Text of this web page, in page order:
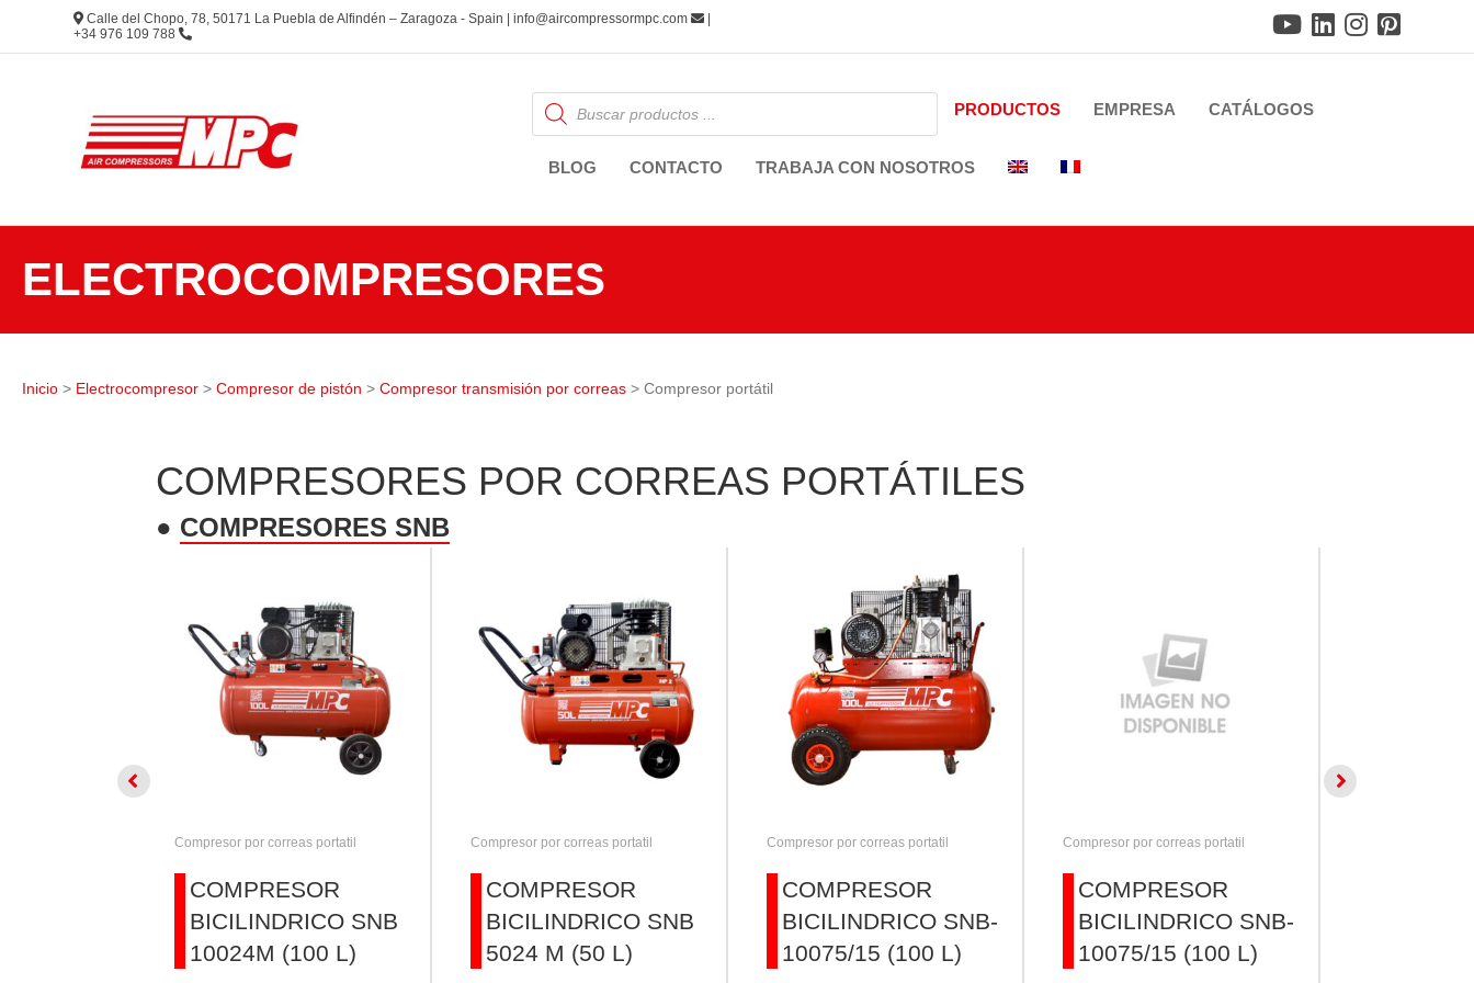
Calle del Chopo, 78, 50171 La Puebla de Alfindén – Zaragoza - Spain | info@aircompressormpc.com
+34 976 109 788
Búsqueda
de
productos
PRODUCTOS EMPRESA CATÁLOGOS
BLOG CONTACTO TRABAJA CON NOSOTROS
ELECTROCOMPRESORES
Inicio > Electrocompresor > Compresor de pistón > Compresor transmisión por correas > Compresor portátil
COMPRESORES POR CORREAS PORTÁTILES
● COMPRESORES SNB
Compresor por correas portatil
COMPRESOR
BICILINDRICO SNB
10024M (100 L)
Compresor por correas portatil
COMPRESOR
BICILINDRICO SNB
5024 M (50 L)
Compresor por correas portatil
COMPRESOR
BICILINDRICO SNB-
10075/15 (100 L)
Compresor por correas portatil
COMPRESOR
BICILINDRICO SNB-
10075/15 (100 L)